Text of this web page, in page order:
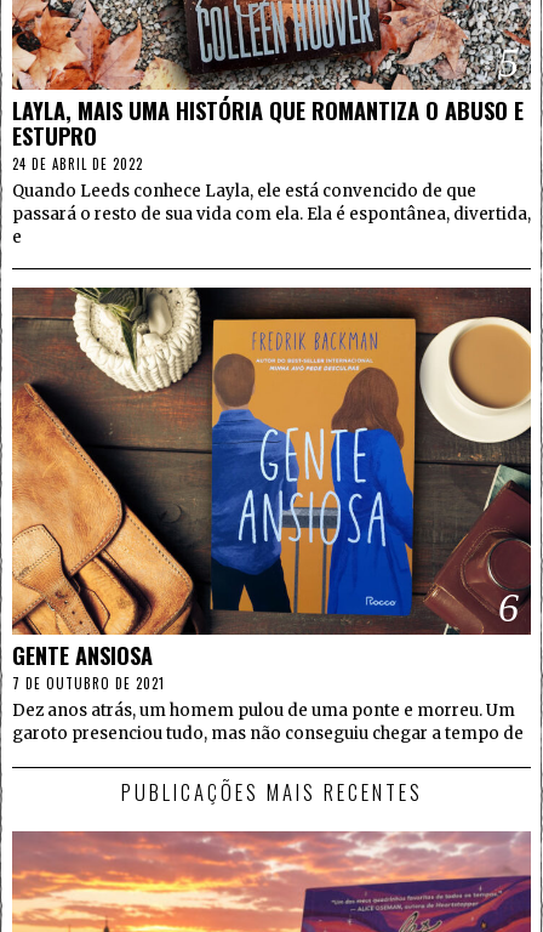
5
LAYLA, MAIS UMA HISTÓRIA QUE ROMANTIZA O ABUSO E
ESTUPRO
24 DE ABRIL DE 2022
Quando Leeds conhece Layla, ele está convencido de que
passará o resto de sua vida com ela. Ela é espontânea, divertida,
e
6
GENTE ANSIOSA
7 DE OUTUBRO DE 2021
Dez anos atrás, um homem pulou de uma ponte e morreu. Um
garoto presenciou tudo, mas não conseguiu chegar a tempo de
PUBLICAÇÕES MAIS RECENTES